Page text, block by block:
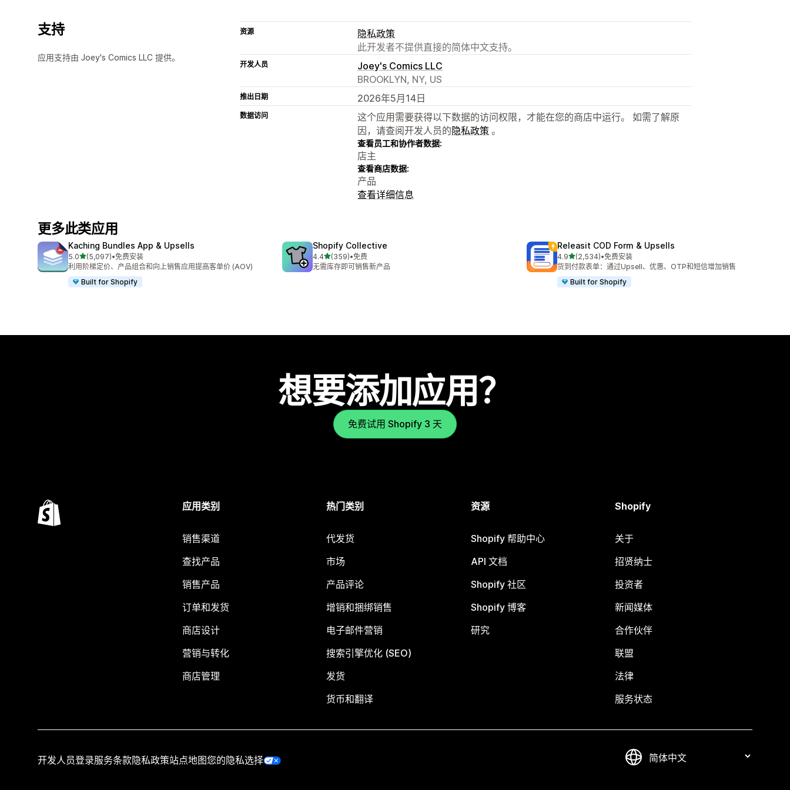
支持
应用支持由 Joey's Comics LLC 提供。
资源
隐私政策
此开发者不提供直接的简体中文支持。
开发人员
Joey's Comics LLC
BROOKLYN, NY, US
推出日期 2026年5月14日
数据访问
这个应用需要获得以下数据的访问权限，才能在您的商店中运行。 如需了解原
因，请查阅开发人员的隐私政策 。
查看员工和协作者数据:
店主
查看商店数据:
产品
查看详细信息
更多此类应用
Kaching Bundles App & Upsells
5.0星（满分 5 星）
(5,097)
总共 5097 条评论
•免费安装
利用阶梯定价、产品组合和向上销售应用提高客单价 (AOV)
Built for Shopify
Shopify Collective
4.4星（满分 5 星）
(359)
总共 359 条评论
•免费
无需库存即可销售新产品
Releasit COD Form & Upsells
4.9星（满分 5 星）
(2,534)
总共 2534 条评论
•免费安装
货到付款表单：通过Upsell、优惠、OTP和短信增加销售
Built for Shopify
想要添加应用？
免费试用 Shopify 3 天
应用类别
销售渠道
查找产品
销售产品
订单和发货
商店设计
营销与转化
商店管理
热门类别
代发货
市场
产品评论
增销和捆绑销售
电子邮件营销
搜索引擎优化 (SEO)
发货
货币和翻译
资源
Shopify 帮助中心
API 文档
Shopify 社区
Shopify 博客
研究
Shopify
关于
招贤纳士
投资者
新闻媒体
合作伙伴
联盟
法律
服务状态
开发人员登录服务条款隐私政策站点地图您的隐私选择